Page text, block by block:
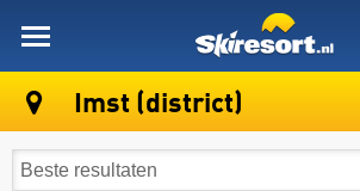
Imst (district)